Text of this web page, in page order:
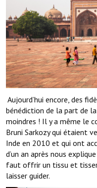
Aujourd’hui encore, des
bénédiction de la part de
moindres ! Il y a même le
Bruni Sarkozy qui étaient
Inde en 2010 et qui ont
d’un an après nous
faut offrir un tissu et
laisser guider.